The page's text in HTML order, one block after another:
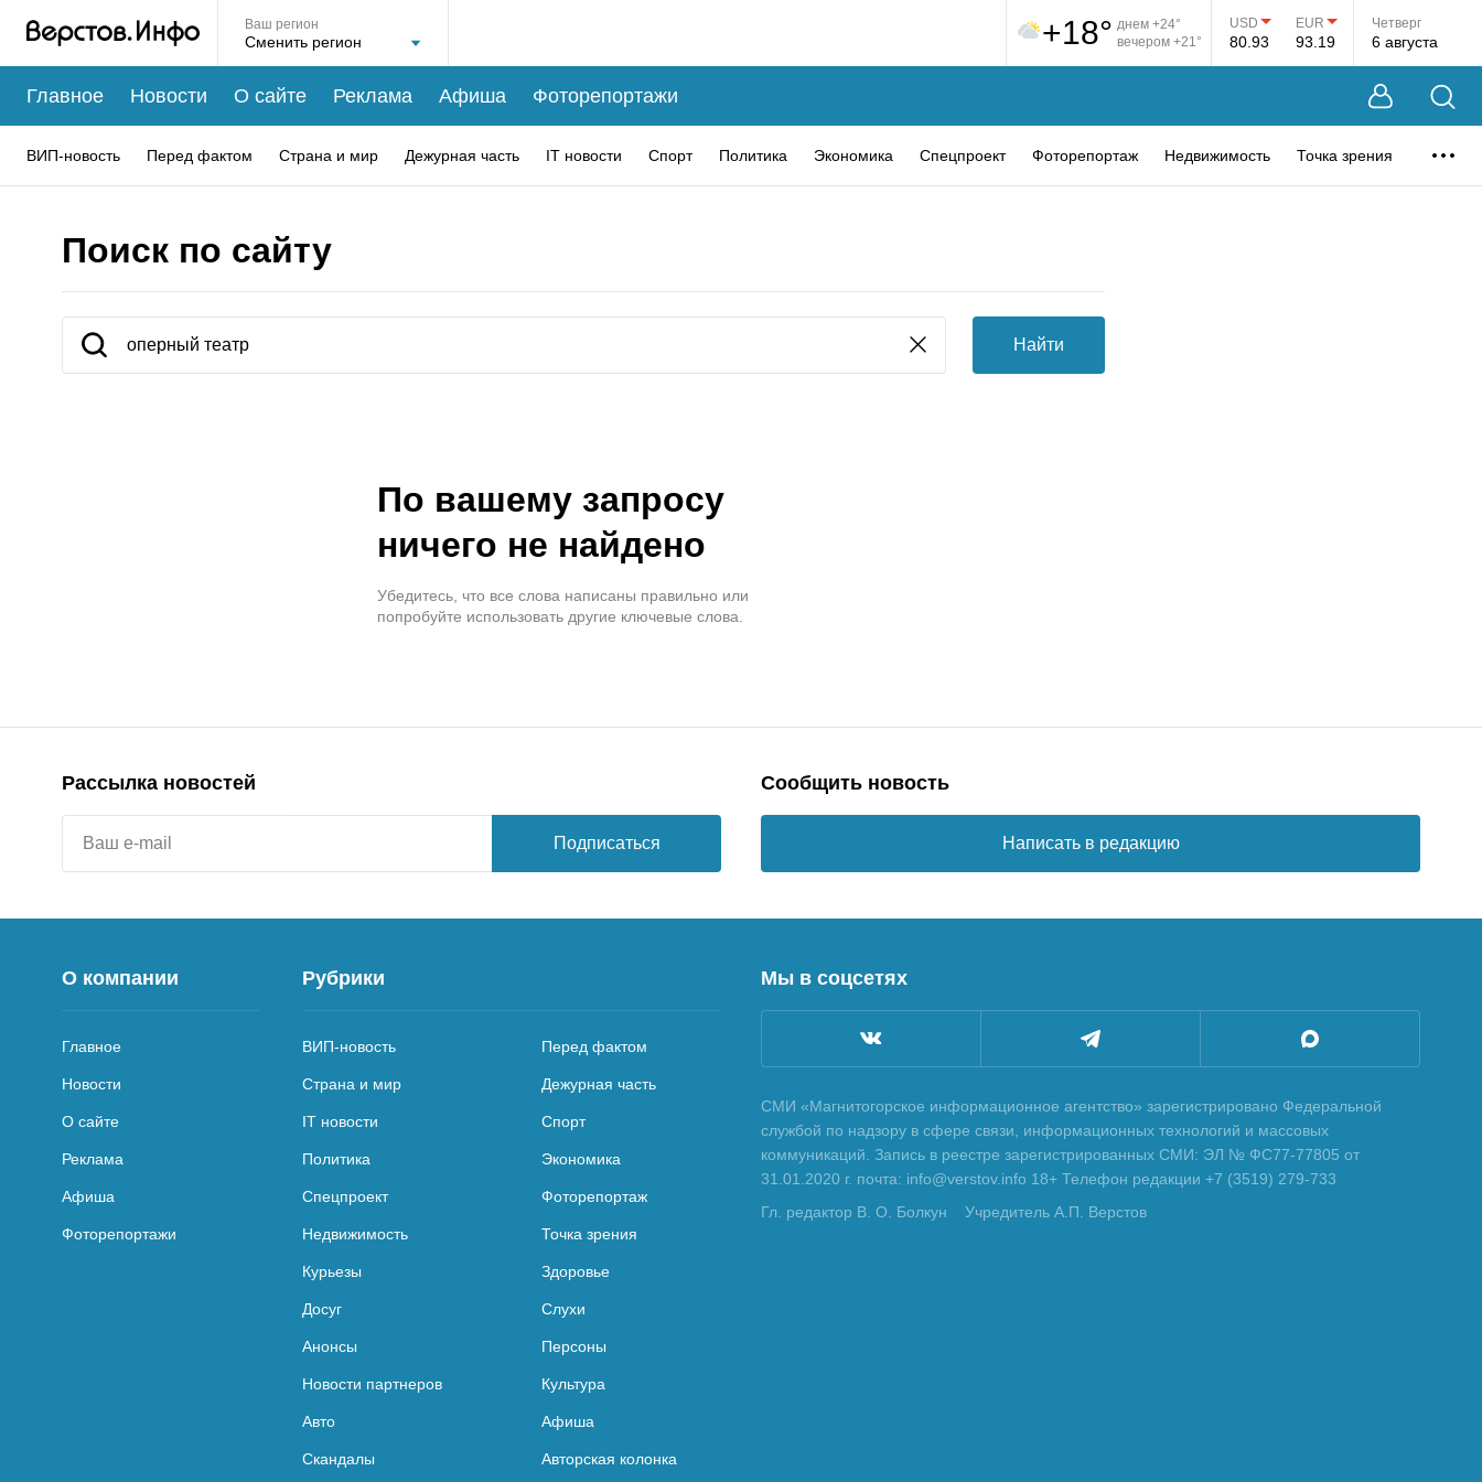
Ваш регион +18° днем +24°
вечером +21°
USD
80.93
EUR
93.19
Четверг
6 августа
Главное Новости О сайте Реклама Афиша Фоторепортажи
ВИП-новость Перед фактом Страна и мир Дежурная часть IT новости Спорт Политика Экономика Спецпроект Фоторепортаж Недвижимость Точка зрения
Поиск по сайту
Найти
По вашему запросу
ничего не найдено
Убедитесь, что все слова написаны правильно или
попробуйте использовать другие ключевые слова.
Рассылка новостей
Подписаться
Сообщить новость
Написать в редакцию
О компании
Главное
Новости
О сайте
Реклама
Афиша
Фоторепортажи
Рубрики
ВИП-новость Перед фактом
Страна и мир Дежурная часть
IT новости Спорт
Политика Экономика
Спецпроект Фоторепортаж
Недвижимость Точка зрения
Курьезы Здоровье
Досуг Слухи
Анонсы Персоны
Новости партнеров Культура
Авто Афиша
Скандалы Авторская колонка
Мы в соцсетях
СМИ «Магнитогорское информационное агентство» зарегистрировано Федеральной
службой по надзору в сфере связи, информационных технологий и массовых
коммуникаций. Запись в реестре зарегистрированных СМИ: ЭЛ № ФС77-77805 от
31.01.2020 г. почта: info@verstov.info 18+ Телефон редакции +7 (3519) 279-733
Гл. редактор В. О. Болкун
Учредитель А.П. Верстов